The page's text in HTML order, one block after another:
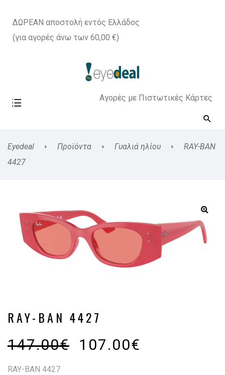
ΔΩΡΕΑΝ αποστολή εντός Ελλάδος
(για αγορές άνω των 60,00 €)
Αγορές με Πιστωτικές Κάρτες
Eyedeal Προϊόντα Γυαλιά ηλίου
RAY-BAN
4427
RAY-BAN 4427
147.00€ 107.00€
RAY-BAN 4427